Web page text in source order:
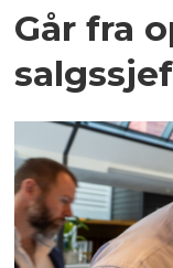
Går fra